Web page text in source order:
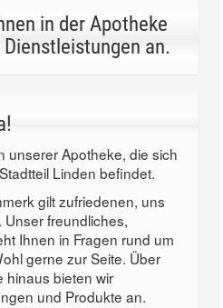
in der Apotheke
an.
unserer Apotheke, die sich
Linden befindet.
gilt zufriedenen, uns
freundliches,
Ihnen in Fragen rund um
gerne zur Seite. Über
hinaus bieten wir
und Produkte an.